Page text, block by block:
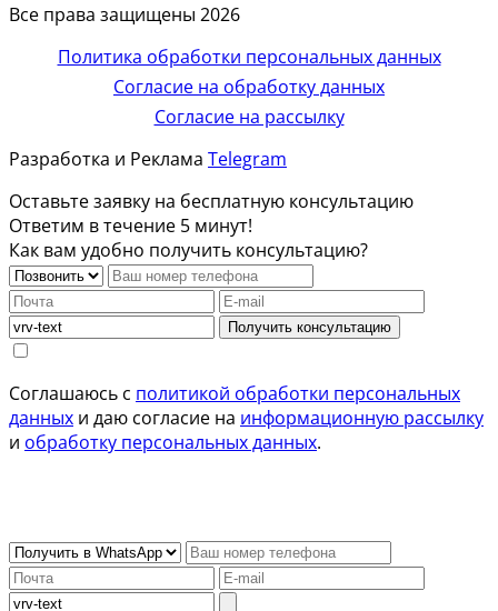
Все права защищены 2026
Политика обработки персональных данных
Согласие на обработку данных
Согласие на рассылку
Разработка и Реклама Telegram
Оставьте заявку на бесплатную консультацию
Ответим в течение 5 минут!
Как вам удобно получить консультацию?
Получить консультацию
Соглашаюсь с политикой обработки персональных
данных и даю согласие на информационную рассылку
и обработку персональных данных.